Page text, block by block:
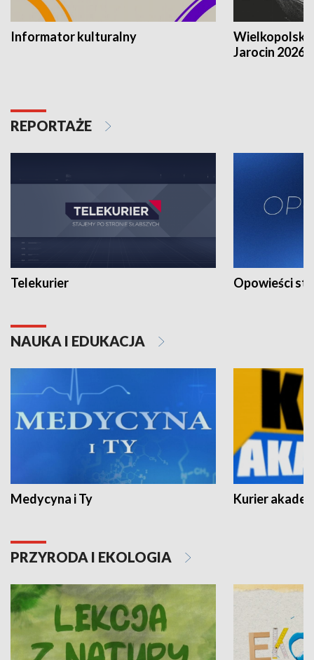
Informator kulturalny
Jarocin 2026
REPORTAŻE
Telekurier Opowieści
NAUKA I EDUKACJA
Medycyna i Ty Kurier
PRZYRODA I EKOLOGIA